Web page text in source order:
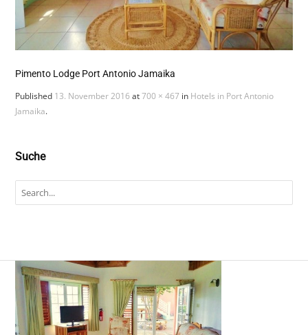
Pimento Lodge Port Antonio Jamaika
Published 13. November 2016 at700 × 467 in Hotels in Port Antonio
Jamaika.
Suche